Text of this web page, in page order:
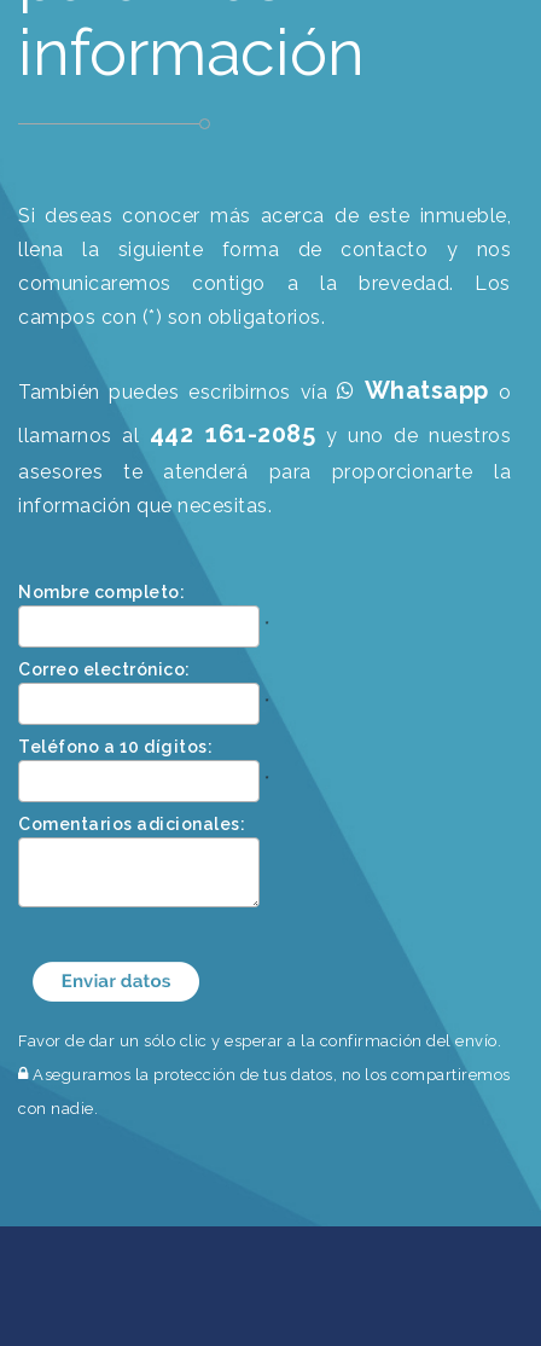
información
Si deseas conocer más acerca de este inmueble,
llena la siguiente forma de contacto y nos
comunicaremos contigo a la brevedad. Los
campos con (*) son obligatorios.
También puedes escribirnos vía Whatsapp o
llamarnos al 442 161-2085 y uno de nuestros
asesores te atenderá para proporcionarte la
información que necesitas.
Nombre completo:
*
Correo electrónico:
*
Teléfono a 10 dígitos:
*
Comentarios adicionales:
Favor de dar un sólo clic y esperar a la confirmación del envío.
Aseguramos la protección de tus datos, no los compartiremos
con nadie.